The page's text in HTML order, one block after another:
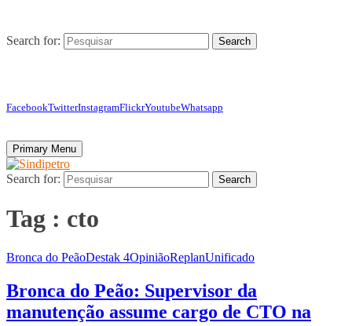
Search for: Search
FacebookTwitterInstagramFlickrYoutubeWhatsapp
Primary Menu
Search for: Search
Tag : cto
Bronca do PeãoDestak 4OpiniãoReplanUnificado
Bronca do Peão: Supervisor da
manutenção assume cargo de CTO na